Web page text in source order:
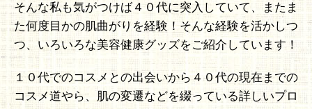
そんな私も気がつけば４０代に突入していて、またま
た何度目かの肌曲がりを経験！そんな経験を活かしつ
つ、いろいろな美容健康グッズをご紹介しています！
１０代でのコスメとの出会いから４０代の現在までの
コスメ道やら、肌の変遷などを綴っている詳しいプロ